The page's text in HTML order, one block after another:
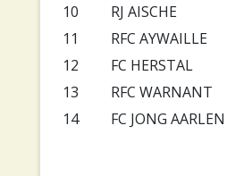
10
RJ AISCHE
11
RFC AYWAILLE
12
FC HERSTAL
13
RFC WARNANT
14
FC JONG AARLEN